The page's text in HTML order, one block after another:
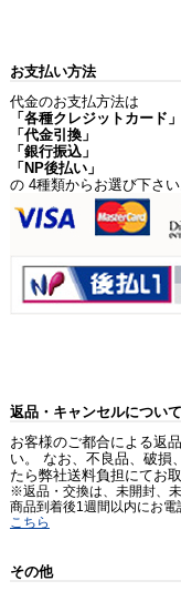
お支払い方法
代金のお支払方法は
「各種クレジットカード」
「代金引換」
「銀行振込」
「NP後払い」
の 4種類からお選び下さい
返品・キャンセルについて
お客様のご都合による返
い。 なお、不良品、破損
たら弊社送料負担にてお
※返品・交換は、未開封、
商品到着後1週間以内にお
こちら
その他